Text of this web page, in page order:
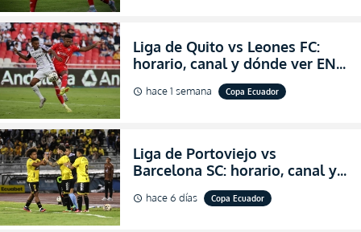
Liga de Quito vs Leones FC:
horario, canal y dónde ver EN
VIVO los octavos de final de la
Copa Ecuador 2026
schedule hace 1 semana Copa Ecuador
Liga de Portoviejo vs
Barcelona SC: horario, canal y
dónde ver EN VIVO los octavos
de final de la Copa Ecuador
schedule hace 6 días Copa Ecuador